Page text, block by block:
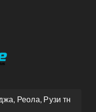
Реола, Рузи тн